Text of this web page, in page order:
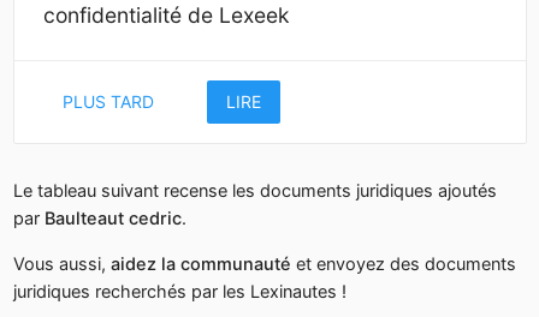
confidentialité de Lexeek
PLUS TARD LIRE
Le tableau suivant recense les documents juridiques ajoutés
par Baulteaut cedric.
Vous aussi, aidez la communauté et envoyez des documents
juridiques recherchés par les Lexinautes !